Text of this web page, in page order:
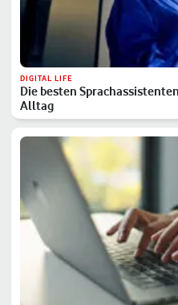
DIGITAL LIFE
Die besten
Alltag